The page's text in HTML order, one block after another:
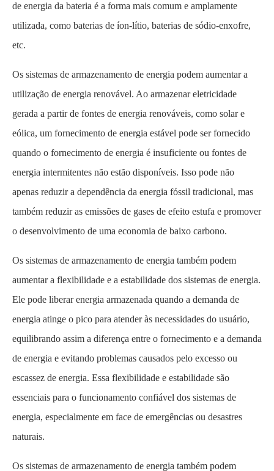
de energia da bateria é a forma mais comum e amplamente
utilizada, como baterias de íon-lítio, baterias de sódio-enxofre,
etc.
Os sistemas de armazenamento de energia podem aumentar a
utilização de energia renovável. Ao armazenar eletricidade
gerada a partir de fontes de energia renováveis, como solar e
eólica, um fornecimento de energia estável pode ser fornecido
quando o fornecimento de energia é insuficiente ou fontes de
energia intermitentes não estão disponíveis. Isso pode não
apenas reduzir a dependência da energia fóssil tradicional, mas
também reduzir as emissões de gases de efeito estufa e promover
o desenvolvimento de uma economia de baixo carbono.
Os sistemas de armazenamento de energia também podem
aumentar a flexibilidade e a estabilidade dos sistemas de energia.
Ele pode liberar energia armazenada quando a demanda de
energia atinge o pico para atender às necessidades do usuário,
equilibrando assim a diferença entre o fornecimento e a demanda
de energia e evitando problemas causados pelo excesso ou
escassez de energia. Essa flexibilidade e estabilidade são
essenciais para o funcionamento confiável dos sistemas de
energia, especialmente em face de emergências ou desastres
naturais.
Os sistemas de armazenamento de energia também podem